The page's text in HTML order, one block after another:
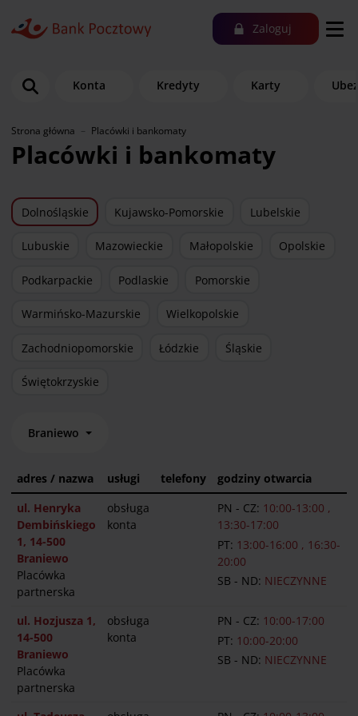
Zaloguj
Konta Kredyty Karty
Strona główna Placówki i bankomaty
Placówki i bankomaty
Dolnośląskie Kujawsko-Pomorskie Lubelskie
Lubuskie Mazowieckie Małopolskie Opolskie
Podkarpackie Podlaskie Pomorskie
Warmińsko-Mazurskie Wielkopolskie
Zachodniopomorskie Łódzkie Śląskie
Świętokrzyskie
Braniewo
adres / nazwa usługi telefony
godziny otwarcia
ul. Henryka
Dembińskiego
1, 14-500
Braniewo
Placówka
partnerska
obsługa
konta
PN - CZ: 10:00-13:00 ,
13:30-17:00
PT: 13:00-16:00 , 16:30-
20:00
SB - ND: NIECZYNNE
ul. Hozjusza 1,
14-500
Braniewo
Placówka
partnerska
obsługa
konta
PN - CZ: 10:00-17:00
PT: 10:00-20:00
SB - ND: NIECZYNNE